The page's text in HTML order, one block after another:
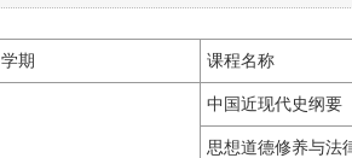
学期 课程名称
中国近现代史纲要
思想道德修养与法